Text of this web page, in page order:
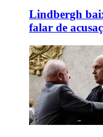
Lindbergh
falar de